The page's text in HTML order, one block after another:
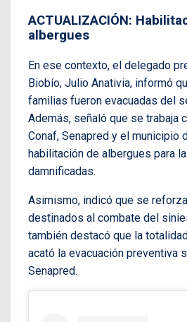
ACTUALIZACIÓN:
albergues
En ese contexto, el delegado
Biobío, Julio Anativia, informó
familias fueron evacuadas del
Además, señaló que se trabaja
Conaf, Senapred y el municipio
habilitación de albergues para
damnificadas.
Asimismo, indicó que se
destinados al combate del
también destacó que la
acató la evacuación preventiva
Senapred.